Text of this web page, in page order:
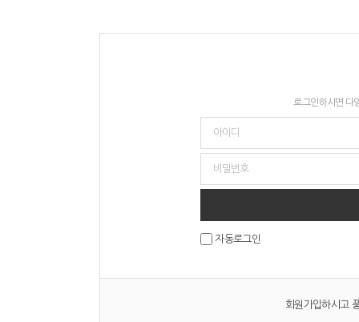
로그인하시면 다
자동로그인
회원가입하시고